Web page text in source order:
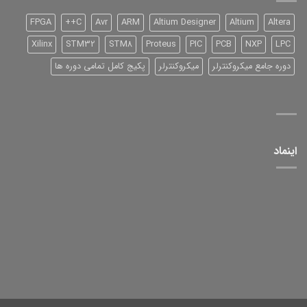
آن
Altera
Altium
Altium Designer
ARM
Avr
C++
FPGA
LPC
NXP
PCB
PIC
Proteus
STM8
STM32
Xilinx
دوره جامع میکروکنترلر
میکروکنترلر پکیج کامل تمامی دوره ها
اینماد